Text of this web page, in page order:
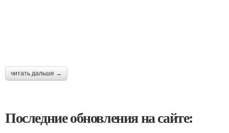
читать дальше →
Последние обновления на сайте: